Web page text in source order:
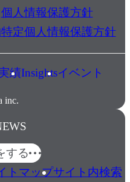
個人情報保護方針
特定個人情報保護方針
inc.
績Insightsイベント
する
トマップサイト内検索